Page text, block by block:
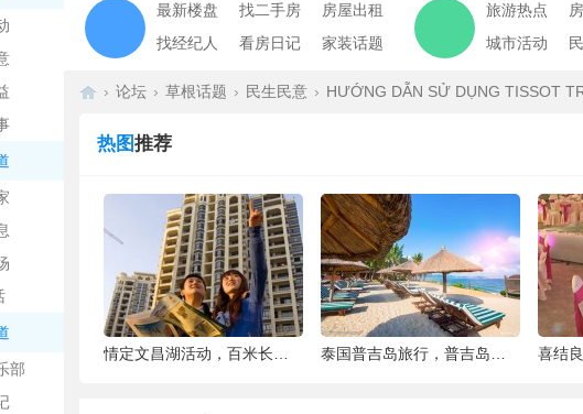
部
最新楼盘 找二手房
房屋出租
找经纪人
看房日记 家装话题
旅游热点
城市活动
› 论坛 › 草根话题 › 民生民意 › HƯỚNG DẪN SỬ DỤNG TISSOT
热图推荐
情定文昌湖活动，百米长卷现场绘画、万人签 泰国普吉岛旅行，普吉岛是泰国最大的岛屿